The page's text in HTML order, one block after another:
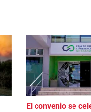
El convenio se